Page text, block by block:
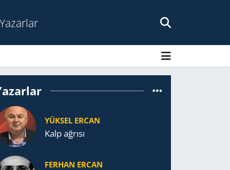
Yazarlar
YÜKSEL ERCAN
Kalp ağrısı
FERHAN ERCAN